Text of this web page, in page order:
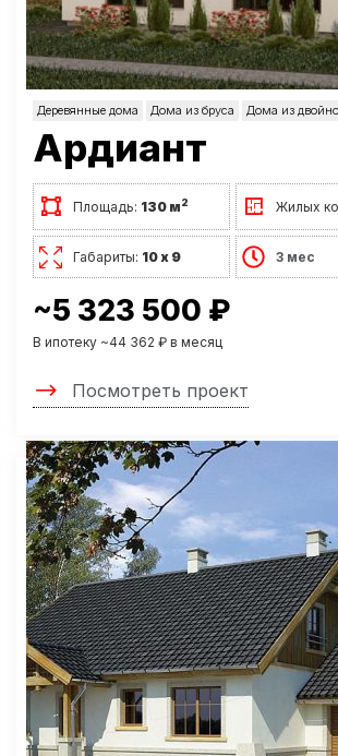
Деревянные дома Дома из бруса Дома из
Ардиант
Площадь: 130 м2 Жилых
Габариты: 10 х 9 3 мес
~5 323 500 ₽
В ипотеку ~44 362 ₽ в месяц
Посмотреть проект